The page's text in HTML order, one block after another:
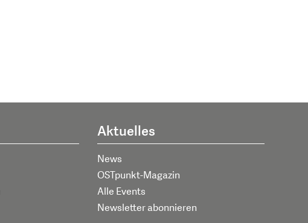
Aktuelles
News
OSTpunkt-Magazin
Alle Events
Newsletter abonnieren